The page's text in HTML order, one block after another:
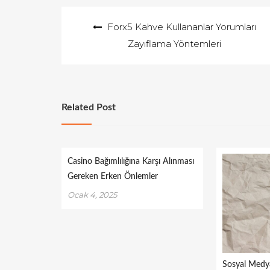
d
gezinmesi
Forx5 Kahve Kullananlar Yorumları
Zayıflama Yöntemleri
Related Post
Casino Bağımlılığına Karşı Alınması
Gereken Erken Önlemler
Ocak 4, 2025
Sosyal